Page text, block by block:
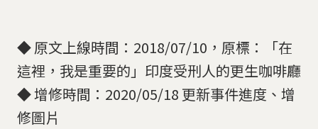
◆ 原文上線時間：2018/07/10，原標：「在
這裡，我是重要的」印度受刑人的更生咖啡廳
◆ 增修時間：2020/05/18 更新事件進度、增
修圖片